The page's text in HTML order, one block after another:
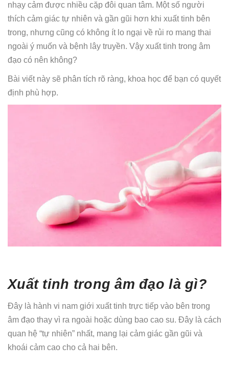
nhạy cảm được nhiều cặp đôi quan tâm. Một số người
thích cảm giác tự nhiên và gần gũi hơn khi xuất tinh bên
trong, nhưng cũng có không ít lo ngại về rủi ro mang thai
ngoài ý muốn và bệnh lây truyền. Vậy xuất tinh trong âm
đạo có nên không?
Bài viết này sẽ phân tích rõ ràng, khoa học để bạn có quyết
định phù hợp.
Xuất tinh trong âm đạo là gì?
Đây là hành vi nam giới xuất tinh trực tiếp vào bên trong
âm đạo thay vì ra ngoài hoặc dùng bao cao su. Đây là cách
quan hệ “tự nhiên” nhất, mang lại cảm giác gần gũi và
khoái cảm cao cho cả hai bên.